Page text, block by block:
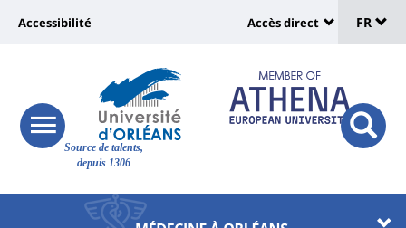
Site
Source de talents,
depuis 1306
Université
responsive
menu
button
Université
vers
page
accessibilité
Accessibilité
:
Shortcut
links
Accès direct
de
FR
Université